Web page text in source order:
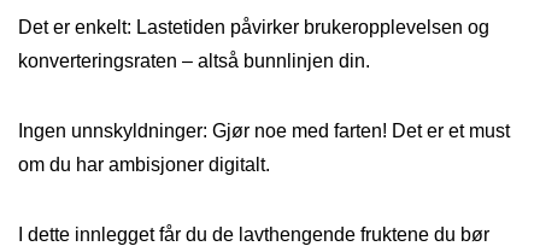
Det er enkelt: Lastetiden påvirker brukeropplevelsen og
konverteringsraten – altså bunnlinjen din.
Ingen unnskyldninger: Gjør noe med farten! Det er et must
om du har ambisjoner digitalt.
I dette innlegget får du de lavthengende fruktene du bør